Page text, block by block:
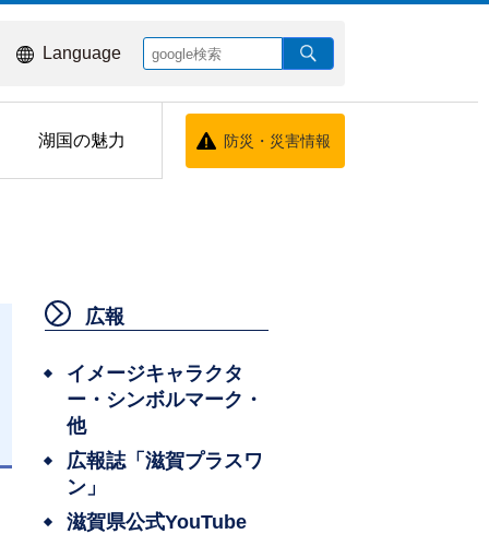
Language
湖国の魅力 防災・災害情報
広報
イメージキャラクタ
ー・シンボルマーク・
他
広報誌「滋賀プラスワ
ン」
滋賀県公式YouTube